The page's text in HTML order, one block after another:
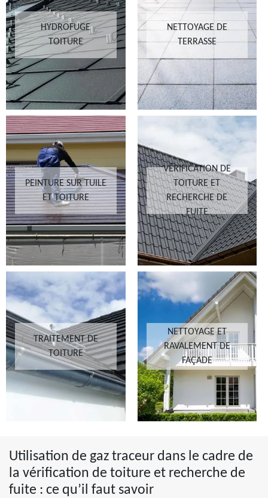
HYDROFUGE
TOITURE
NETTOYAGE DE
TERRASSE
PEINTURE SUR TUILE
ET TOITURE
VÉRIFICATION DE
TOITURE ET
RECHERCHE DE
FUITE
TRAITEMENT DE
TOITURE
NETTOYAGE ET
RAVALEMENT DE
FAÇADE
Utilisation de gaz traceur dans le cadre de
la vérification de toiture et recherche de
fuite : ce qu’il faut savoir